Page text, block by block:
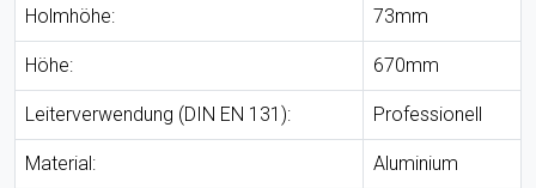
Holmhöhe: 73mm
Höhe: 670mm
Leiterverwendung (DIN EN 131): Professionell
Material: Aluminium